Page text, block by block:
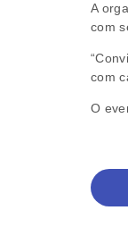
A
com
com
O